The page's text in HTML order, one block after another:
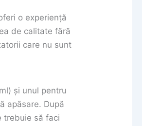
o experiență
de calitate fără
care nu sunt
și unul pentru
apăsare. După
trebuie să faci